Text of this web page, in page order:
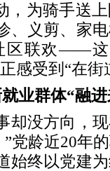
，为骑手送
、义剪、家
区联欢——这
感受到“在街
业群体“融
却没方向，
党龄近20年
始终以党建